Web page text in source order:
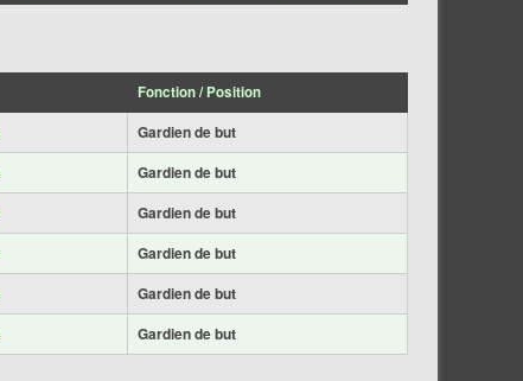
Fonction / Position
Gardien de but
Gardien de but
Gardien de but
Gardien de but
Gardien de but
Gardien de but